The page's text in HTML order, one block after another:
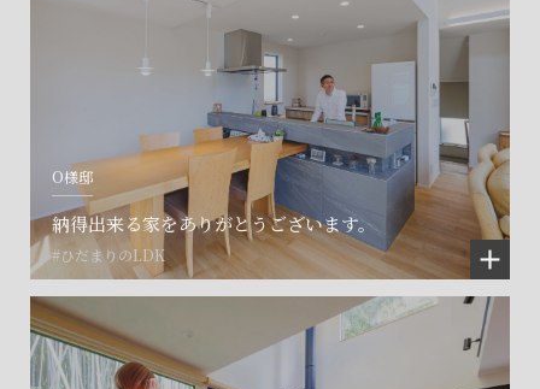
O様邸
納得出来る家をありがとうございます。
#ひだまりのLDK